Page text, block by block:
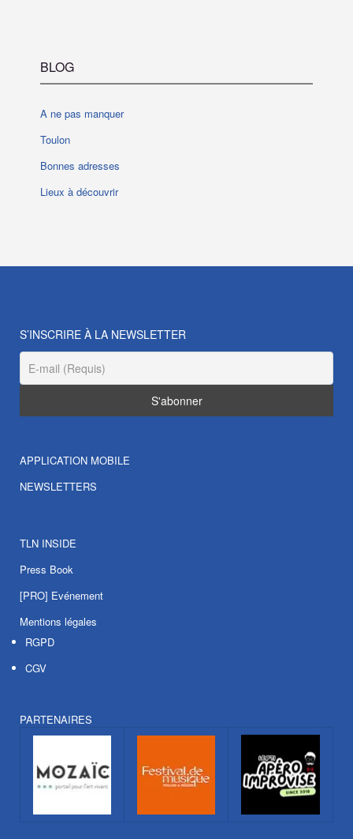
BLOG
A ne pas manquer
Toulon
Bonnes adresses
Lieux à découvrir
S’INSCRIRE À LA NEWSLETTER
APPLICATION MOBILE
NEWSLETTERS
TLN INSIDE
Press Book
[PRO] Evénement
Mentions légales
RGPD
CGV
PARTENAIRES